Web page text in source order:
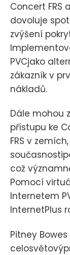
Concert FRS
dovoluje
zvýšení
PVCjako
zákazník v
nákladů.
Dále mohou
přístupu ke
FRS v
což
Pomocí
Internetem
InternetPlus
Pitney